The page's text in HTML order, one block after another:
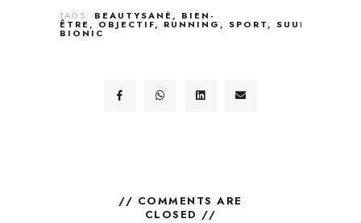
TAGS: BEAUTYSANÉ BIEN-
ÊTRE OBJECTIF RUNNING SPORT SUUNTO
BIONIC
// COMMENTS ARE
CLOSED //